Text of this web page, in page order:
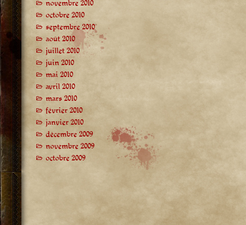
novembre 2010
octobre 2010
septembre 2010
août 2010
juillet 2010
juin 2010
mai 2010
avril 2010
mars 2010
février 2010
janvier 2010
décembre 2009
novembre 2009
octobre 2009